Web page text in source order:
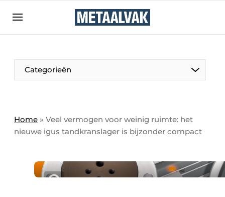
Bedrijven
Contact
Eigen content aanleveren
Evenement aanmelden
Meest gelezen
Categorieën
Home » Veel vermogen voor weinig ruimte: het
nieuwe igus tandkranslager is bijzonder compact